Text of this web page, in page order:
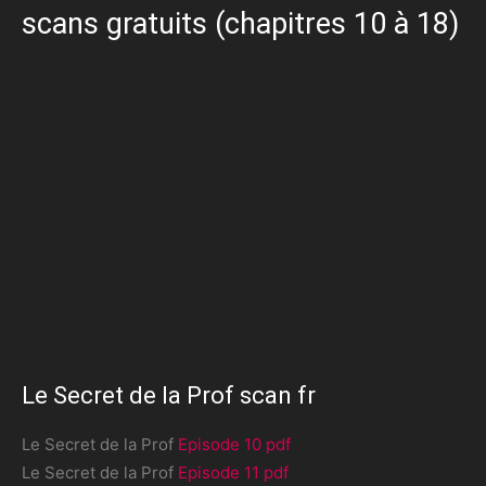
scans gratuits (chapitres 10 à 18)
Le Secret de la Prof scan fr
Le Secret de la Prof Episode 10 pdf
Le Secret de la Prof Episode 11 pdf